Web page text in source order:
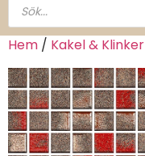
Hem / Kakel & Klinker